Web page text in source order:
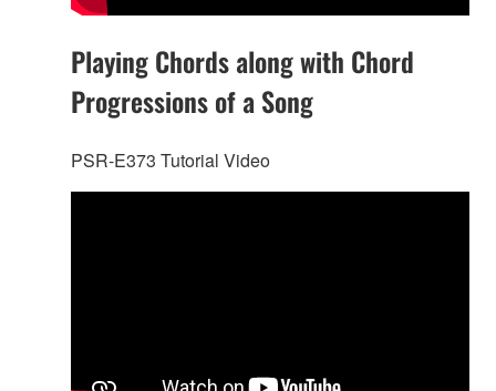
Playing Chords along with Chord
Progressions of a Song
PSR-E373 Tutorial Video